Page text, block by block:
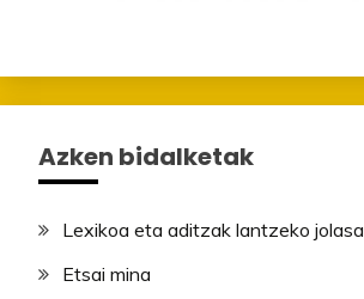
Azken bidalketak
Lexikoa eta aditzak lantzeko jolasa
Etsai mina